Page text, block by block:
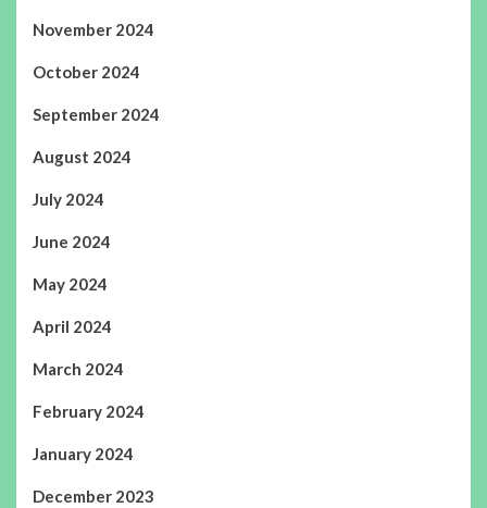
November 2024
October 2024
September 2024
August 2024
July 2024
June 2024
May 2024
April 2024
March 2024
February 2024
January 2024
December 2023